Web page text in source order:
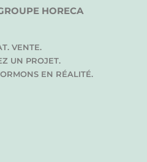
HORECA
VENTE.
UN PROJET.
EN RÉALITÉ.